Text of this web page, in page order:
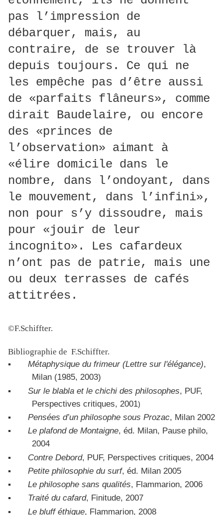
pas l’impression de
débarquer, mais, au
contraire, de se trouver là
depuis toujours. Ce qui ne
les empêche pas d’être aussi
de «parfaits flâneurs», comme
dirait Baudelaire, ou encore
des «princes de
l’observation» aimant à
«élire domicile dans le
nombre, dans l’ondoyant, dans
le mouvement, dans l’infini»,
non pour s’y dissoudre, mais
pour «jouir de leur
incognito». Les cafardeux
n’ont pas de patrie, mais une
ou deux terrasses de cafés
attitrées.
©F.Schiffter.
Bibliographie de F.Schiffter.
▪ Métaphysique du frimeur (Lettre sur l'élégance),
Milan (1985, 2003)
▪
Sur le blabla et le chichi des philosophes, PUF,
Perspectives critiques, 2001)
▪ Pensées d’un philosophe sous Prozac, Milan 2002
▪
Le plafond de Montaigne, éd. Milan, Pause philo,
2004
▪
Contre Debord, PUF, Perspectives critiques, 2004
▪
Petite philosophie du surf, éd. Milan 2005
▪
Le philosophe sans qualités, Flammarion, 2006
▪
Traité du cafard, Finitude, 2007
▪
Le bluff éthique, Flammarion, 2008